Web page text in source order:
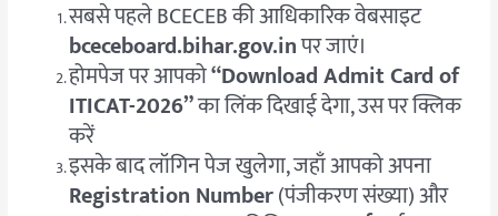
सबसे पहले BCECEB की आधिकारिक वेबसाइट
bceceboard.bihar.gov.inपर जाएं।
होमपेज पर आपको“Download Admit Card of
ITICAT-2026”का लिंक दिखाई देगा, उस पर क्लिक
करें
इसके बाद लॉगिन पेज खुलेगा, जहाँ आपको अपना
Registration Number(पंजीकरण संख्या) और